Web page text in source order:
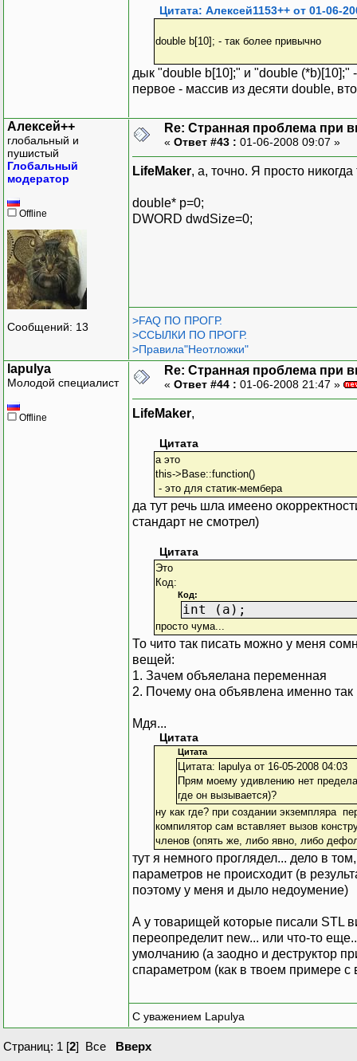
Цитата: Алексей1153++ от 01-06-
double b[10]; - так более привычно
дык "double b[10];" и "double (*b)[10];"
первое - массив из десяти double,
Алексей++
глобальный и
пушистый
Глобальный
модератор
Offline
Сообщений: 13
Re: Странная проблема при
« Ответ #43 : 01-06-2008 09:07 »
LifeMaker, а, точно. Я просто
double* p=0;
DWORD dwdSize=0;
>FAQ ПО ПРОГР.
>ССЫЛКИ ПО ПРОГР.
>Правила"Неотложки"
lapulya
Молодой специалист
Offline
Re: Странная проблема при
« Ответ #44 : 01-06-2008 21:47 »
LifeMaker,
Цитата
а это
this->Base::function()
- это для статик-мембера
да тут речь шла имеено
стандарт не смотрел)
Цитата
Это
Код:
Код:
int (a);
просто чума...
То чито так писать можно у меня
вещей:
1. Зачем объяелана переменная
2. Почему она объявлена именно
Мдя...
Цитата
Цитата
Цитата: lapulya от 16-05-2008 04:03
Прям моему удивлению нет
где он вызывается)?
ну как где? при создании экземпляра
компилятор сам вставляет вызов
членов (опять же, либо явно, либо
тут я немного проглядел... дело в
параметров не происходит (в
поэтому у меня и дыло недоумение)
А у товарищей которые писали STL
переопределит new... или что-то
умолчанию (а заодно и деструктор
спараметром (как в твоем примере с
С уважением Lapulya
Страниц: 1 [2] Все Вверх